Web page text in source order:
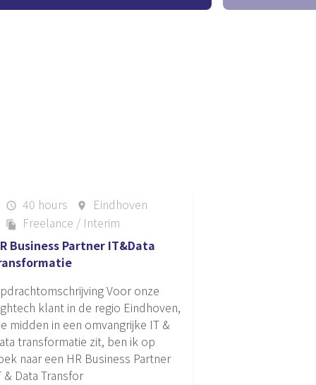
your wishes, your
We introduce
schedule 40 hours place Eindhoven
file_copy
Freelance / Interim
Business Partner IT&Data
Voor onze
klant in de regio Eindhoven,
midden in een omvangrijke IT &
transformatie zit, ben ik op
naar een HR Business Partner
& Data Transfor